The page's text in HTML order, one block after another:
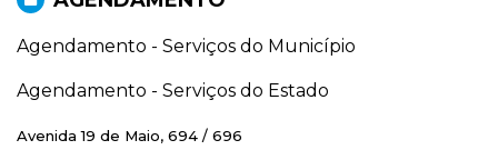
Agendamento - Serviços do Município
Agendamento - Serviços do Estado
Avenida 19 de Maio, 694 / 696